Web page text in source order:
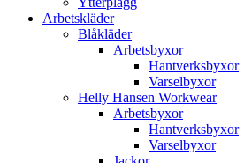
Arbetskläder
Blåkläder
Arbetsbyxor
Hantverksbyxor
Varselbyxor
Helly Hansen Workwear
Arbetsbyxor
Hantverksbyxor
Varselbyxor